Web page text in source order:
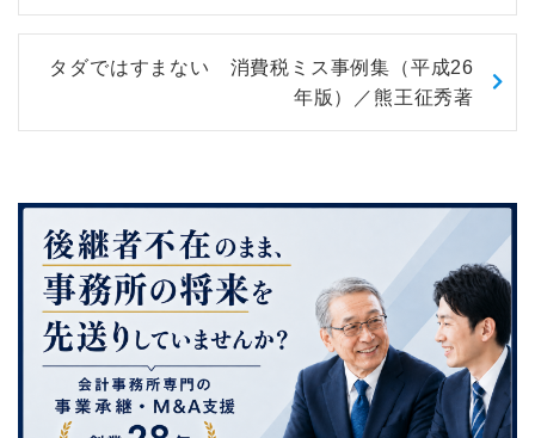
タダではすまない 消費税ミス事例集（平成26
年版）／熊王征秀著